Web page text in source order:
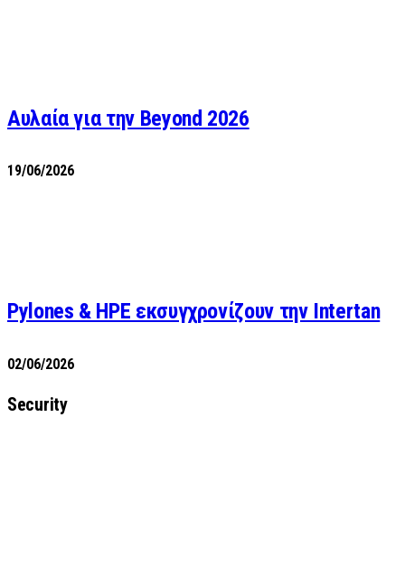
Αυλαία για την Beyond 2026
19/06/2026
Pylones & HPE εκσυγχρονίζουν την Intertan
02/06/2026
Security